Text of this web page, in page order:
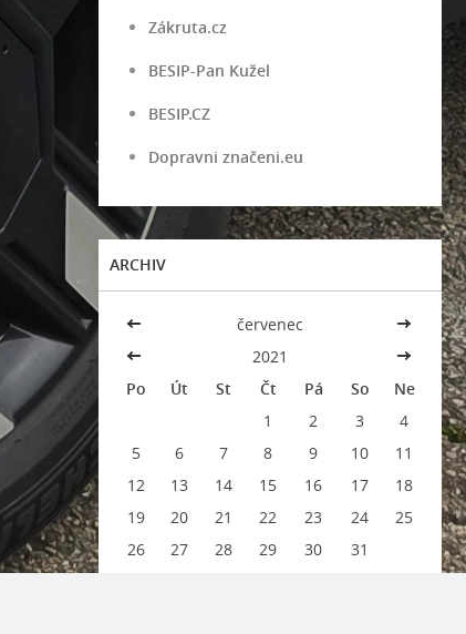
Zákruta.cz
BESIP-Pan Kužel
BESIP.CZ
Dopravni značeni.eu
ARCHIV
<< červenec
>>
<<
2021
>>
Po
Út St Čt Pá So
Ne
1
2 3
4
5
6 7 8 9 10
11
12
13 14 15 16 17
18
19
20 21 22 23 24
25
26
27 28 29 30 31